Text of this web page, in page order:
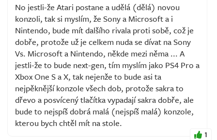
No jestli-že Atari postane a udělá (dělá) novou
konzoli, tak si myslím, že Sony a Microsoft a i
Nintendo, bude mít dalšího rivala proti sobě, což je
dobře, protože už je celkem nuda se dívat na Sony
Vs. Microsoft a Nintendo, někde mezi něma ... A
jestli-že to bude next-gen, tím myslím jako PS4 Pro a
Xbox One S a X, tak nejenže to bude asi ta
nejpěknější konzole všech dob, protože sakra to
dřevo a posvícený tlačítka vypadají sakra dobře, ale
bude to nejspíš dobrá malá (nejspíš malá) konzole,
kterou bych chtěl mít na stole.
1